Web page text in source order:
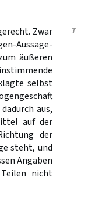
7
Zwar
Aussage-
äußeren
selbst
aus,
auf der
der
steht, und
Angaben
nicht